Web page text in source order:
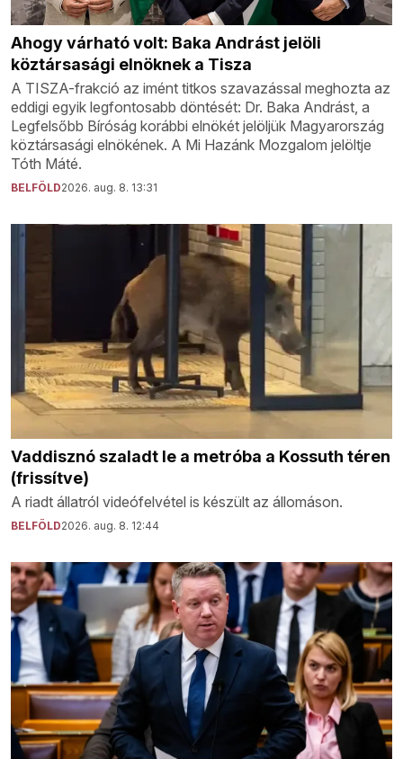
Ahogy várható volt: Baka Andrást jelöli
köztársasági elnöknek a Tisza
A TISZA-frakció az imént titkos szavazással meghozta az
eddigi egyik legfontosabb döntését: Dr. Baka Andrást, a
Legfelsőbb Bíróság korábbi elnökét jelöljük Magyarország
köztársasági elnökének. A Mi Hazánk Mozgalom jelöltje
Tóth Máté.
BELFÖLD2026. aug. 8. 13:31
Vaddisznó szaladt le a metróba a Kossuth téren
(frissítve)
A riadt állatról videófelvétel is készült az állomáson.
BELFÖLD2026. aug. 8. 12:44